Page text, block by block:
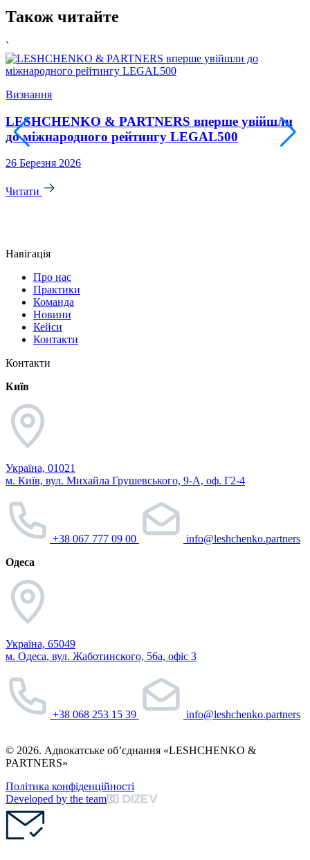
Також читайте
`
Визнання
LESHCHENKO & PARTNERS вперше увійшли
до міжнародного рейтингу LEGAL500
26 Березня 2026
Читати
Навігація
Про нас
Практики
Команда
Новини
Кейси
Контакти
Контакти
Київ
Україна, 01021
м. Київ, вул. Михайла Грушевського, 9-А, оф. Г2-4
+38 067 777 09 00
info@leshchenko.partners
Одеса
Україна, 65049
м. Одеса, вул. Жаботинского, 56а, офіс 3
+38 068 253 15 39 info@leshchenko.partners
© 2026. Адвокатське об’єднання «LESHCHENKO &
PARTNERS»
Політика конфіденційності
Developed by the team